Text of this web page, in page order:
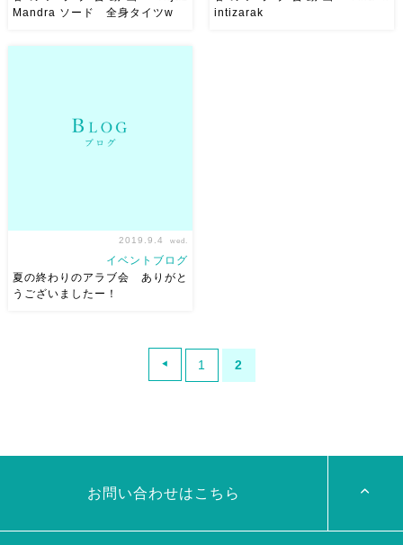
来たいです
スタイルがいい
とかどうとか関係 […]
Mandra ソード 全身タイツw
intizarak
バトルコ料理レストラン・バ
ー Alibaba Turkish
2019.9.4 wed.
イベントブログ
夏の終わりのアラブ会 ありがと
うございましたー！
1 2
お問い合わせはこちら